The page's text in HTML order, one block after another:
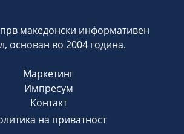
македонски информативен
основан во 2004 година.
Маркетинг
Импресум
Контакт
на приватност